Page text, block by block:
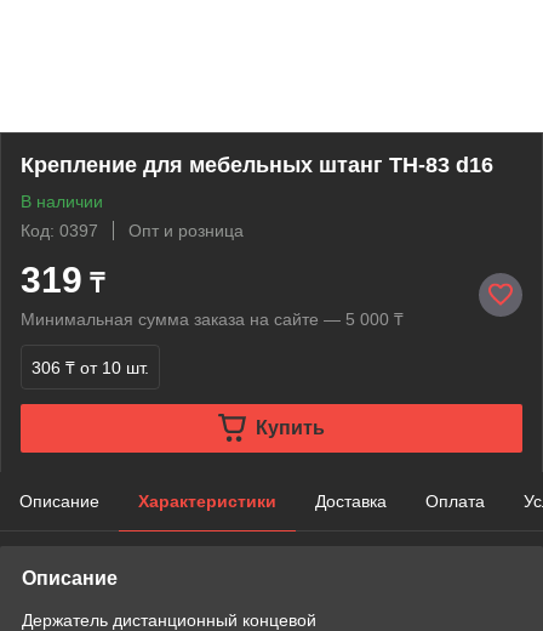
Крепление для мебельных штанг TH-83 d16
В наличии
Код: 0397
Опт и розница
319 ₸
Минимальная сумма заказа на сайте — 5 000 ₸
306 ₸ от 10 шт.
Купить
Описание Характеристики Доставка Оплата
Описание
Держатель дистанционный концевой